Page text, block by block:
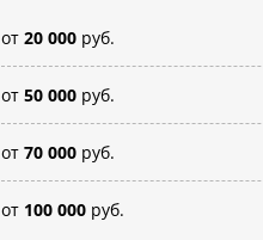
от20 000 руб.
от50 000 руб.
от70 000 руб.
от 100 000 руб.